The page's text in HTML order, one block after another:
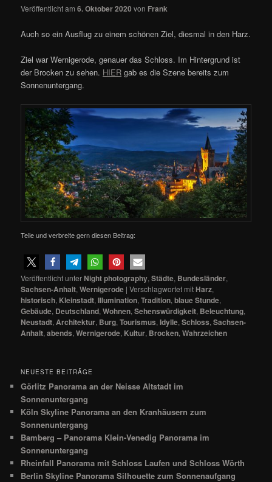
Veröffentlicht am6. Oktober 2020 von Frank
Auch so ein Ausflug zu einem schönen Ziel, diesmal in den Harz.
Ziel war Wernigerode, genauer das Schloss. Im Hintergrund ist
der Brocken zu sehen. HIER gab es die Szene bereits zum
Sonnenuntergang.
Teile und verbreite gern diesen Beitrag:
Veröffentlicht unter Night photography,Städte, Bundesländer,
Sachsen-Anhalt,Wernigerode |Verschlagwortet mit Harz,
historisch, Kleinstadt,Illumination,Tradition,blaue Stunde,
Gebäude, Deutschland,Wohnen,Sehenswürdigkeit, Beleuchtung,
Neustadt, Architektur, Burg,Tourismus,Idylle,Schloss,Sachsen-
Anhalt,abends,Wernigerode, Kultur, Brocken,Wahrzeichen
NEUESTE BEITRÄGE
Görlitz Panorama an der Neisse Altstadt im
Sonnenuntergang
Köln Skyline Panorama an den Kranhäusern zum
Sonnenuntergang
Bamberg – Panorama Klein-Venedig Panorama im
Sonnenuntergang
Rheinfall Panorama mit Schloss Laufen und Schloss Wörth
Berlin Skyline Panorama Silhouette zum Sonnenaufgang